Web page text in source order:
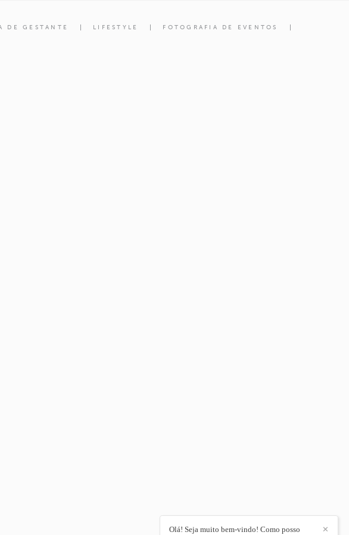
DE GESTANTE LIFESTYLE FOTOGRAFIA DE EVENTOS
✕
Olá! Seja muito bem-vindo! Como posso